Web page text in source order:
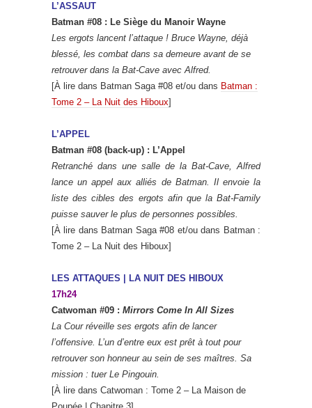
L’ASSAUT
Batman #08 : Le Siège du Manoir Wayne
Les ergots lancent l’attaque ! Bruce Wayne, déjà
blessé, les combat dans sa demeure avant de se
retrouver dans la Bat-Cave avec Alfred.
[À lire dans Batman Saga #08 et/ou dans Batman :
Tome 2 – La Nuit des Hiboux]
L’APPEL
Batman #08 (back-up) : L’Appel
Retranché dans une salle de la Bat-Cave, Alfred
lance un appel aux alliés de Batman. Il envoie la
liste des cibles des ergots afin que la Bat-Family
puisse sauver le plus de personnes possibles.
[À lire dans Batman Saga #08 et/ou dans Batman :
Tome 2 – La Nuit des Hiboux]
LES ATTAQUES | LA NUIT DES HIBOUX
17h24
Catwoman #09 : Mirrors Come In All Sizes
La Cour réveille ses ergots afin de lancer
l’offensive. L’un d’entre eux est prêt à tout pour
retrouver son honneur au sein de ses maîtres. Sa
mission : tuer Le Pingouin.
[À lire dans Catwoman : Tome 2 – La Maison de